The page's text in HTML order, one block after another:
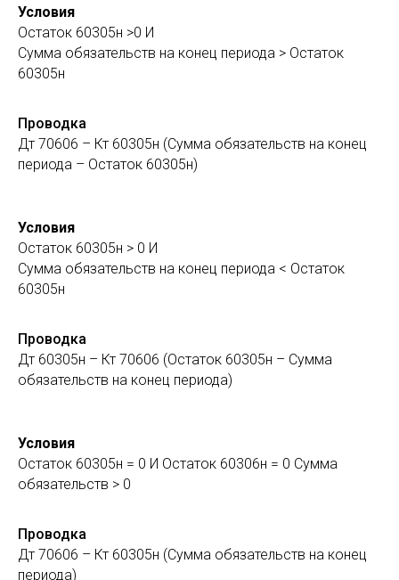
Условия
Остаток 60305н >0 И
Сумма обязательств на конец периода > Остаток
60305н
Проводка
Дт 70606 – Кт 60305н (Сумма обязательств на конец
периода – Остаток 60305н)
Условия
Остаток 60305н > 0 И
Сумма обязательств на конец периода < Остаток
60305н
Проводка
Дт 60305н – Кт 70606 (Остаток 60305н – Сумма
обязательств на конец периода)
Условия
Остаток 60305н = 0 И Остаток 60306н = 0 Сумма
обязательств > 0
Проводка
Дт 70606 – Кт 60305н (Сумма обязательств на конец
периода)